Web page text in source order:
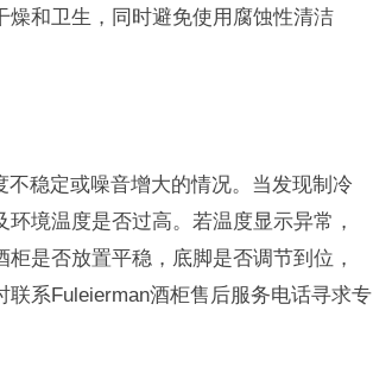
和卫生，同时避免使用腐蚀性清洁
稳定或噪音增大的情况。当发现制冷
境温度是否过高。若温度显示异常，
是否放置平稳，底脚是否调节到位，
系Fuleierman酒柜售后服务电话寻求专